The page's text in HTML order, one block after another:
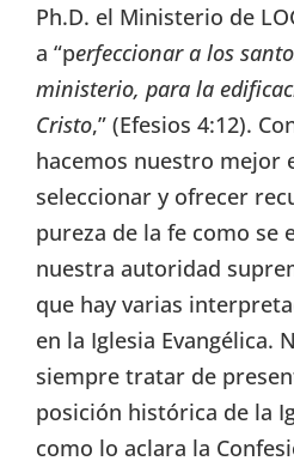
Ph.D. el Ministerio de
a “perfeccionar a los
ministerio, para la
Cristo,” (Efesios 4:12).
hacemos nuestro mejor
seleccionar y ofrecer
pureza de la fe como se
nuestra autoridad
que hay varias
en la Iglesia Evangélica.
siempre tratar de
posición histórica de la
como lo aclara la